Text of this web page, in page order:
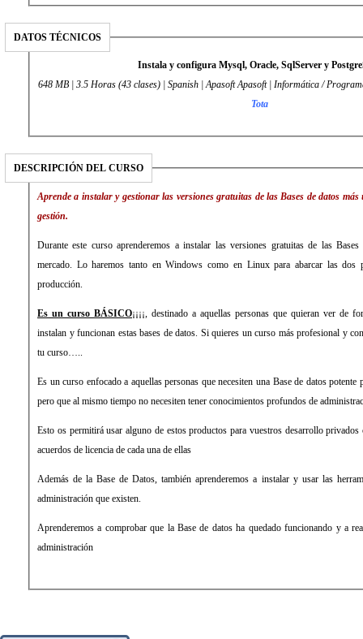
DATOS TÉCNICOS
Instala y configura Mysql, Oracle, SqlServer y
648 MB | 3.5 Horas (43 clases) | Spanish | Apasoft Apasoft | Informática /
Tota
DESCRIPCIÓN DEL CURSO
Aprende a instalar y gestionar las versiones gratuitas de las Bases de datos
gestión.
Durante este curso aprenderemos a instalar las versiones gratuitas de las
mercado. Lo haremos tanto en Windows como en Linux para abarcar las dos
producción.
Es un curso BÁSICO¡¡¡¡, destinado a aquellas personas que quieran ver de forma sencilla y rápida como se
instalan y funcionan estas bases de datos. Si quieres un curso más profesional y
tu curso…..
Es un curso enfocado a aquellas personas que necesiten una Base de datos
pero que al mismo tiempo no necesiten tener conocimientos profundos de
Esto os permitirá usar alguno de estos productos para vuestros desarrollo privados
acuerdos de licencia de cada una de ellas
Además de la Base de Datos, también aprenderemos a instalar y usar las
administración que existen.
Aprenderemos a comprobar que la Base de datos ha quedado funcionando y a
administración